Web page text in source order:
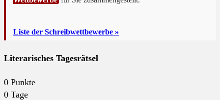
Liste der Schreibwettbewerbe »
Literarisches Tagesrätsel
0 Punkte
0 Tage